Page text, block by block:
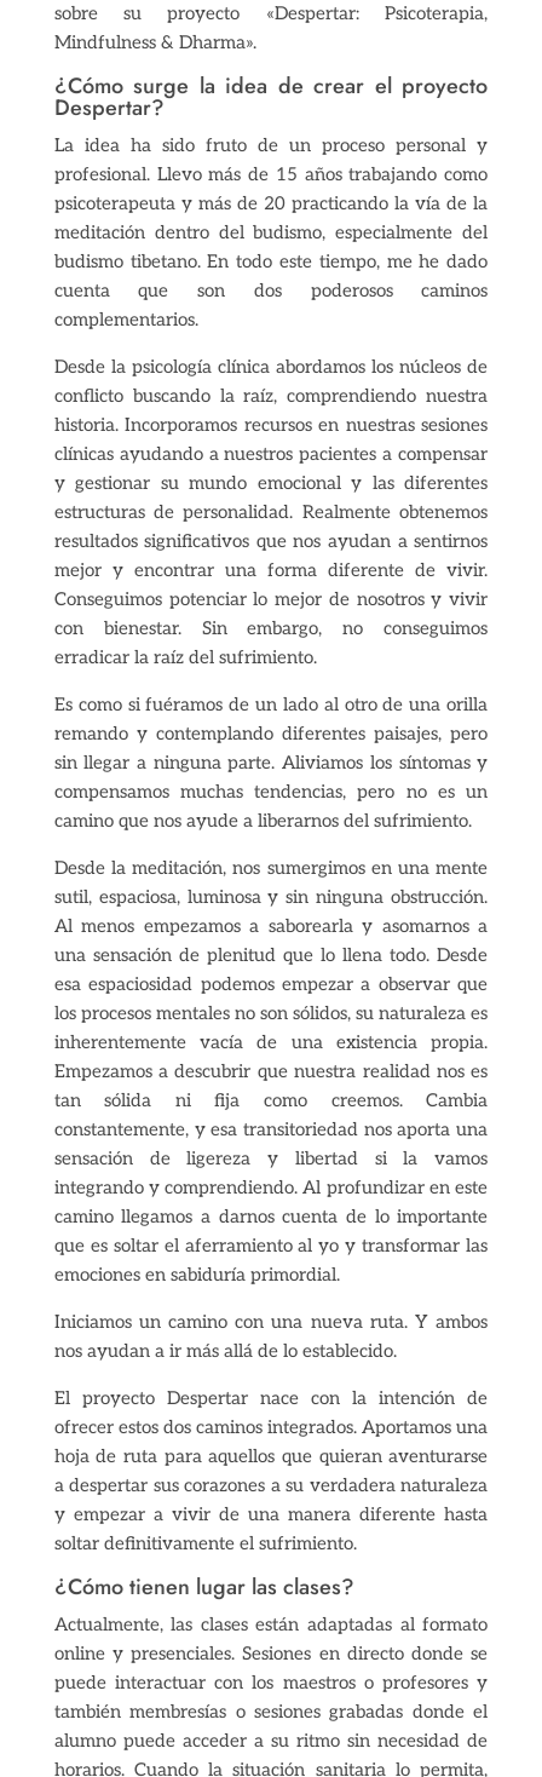
sobre su proyecto «Despertar: Psicoterapia,
Mindfulness & Dharma».
¿Cómo surge la idea de crear el proyecto
Despertar?
La idea ha sido fruto de un proceso personal y
profesional. Llevo más de 15 años trabajando como
psicoterapeuta y más de 20 practicando la vía de la
meditación dentro del budismo, especialmente del
budismo tibetano. En todo este tiempo, me he dado
cuenta que son dos poderosos caminos
complementarios.
Desde la psicología clínica abordamos los núcleos de
conflicto buscando la raíz, comprendiendo nuestra
historia. Incorporamos recursos en nuestras sesiones
clínicas ayudando a nuestros pacientes a compensar
y gestionar su mundo emocional y las diferentes
estructuras de personalidad. Realmente obtenemos
resultados significativos que nos ayudan a sentirnos
mejor y encontrar una forma diferente de vivir.
Conseguimos potenciar lo mejor de nosotros y vivir
con bienestar. Sin embargo, no conseguimos
erradicar la raíz del sufrimiento.
Es como si fuéramos de un lado al otro de una orilla
remando y contemplando diferentes paisajes, pero
sin llegar a ninguna parte. Aliviamos los síntomas y
compensamos muchas tendencias, pero no es un
camino que nos ayude a liberarnos del sufrimiento.
Desde la meditación, nos sumergimos en una mente
sutil, espaciosa, luminosa y sin ninguna obstrucción.
Al menos empezamos a saborearla y asomarnos a
una sensación de plenitud que lo llena todo. Desde
esa espaciosidad podemos empezar a observar que
los procesos mentales no son sólidos, su naturaleza es
inherentemente vacía de una existencia propia.
Empezamos a descubrir que nuestra realidad nos es
tan sólida ni fija como creemos. Cambia
constantemente, y esa transitoriedad nos aporta una
sensación de ligereza y libertad si la vamos
integrando y comprendiendo. Al profundizar en este
camino llegamos a darnos cuenta de lo importante
que es soltar el aferramiento al yo y transformar las
emociones en sabiduría primordial.
Iniciamos un camino con una nueva ruta. Y ambos
nos ayudan a ir más allá de lo establecido.
El proyecto Despertar nace con la intención de
ofrecer estos dos caminos integrados. Aportamos una
hoja de ruta para aquellos que quieran aventurarse
a despertar sus corazones a su verdadera naturaleza
y empezar a vivir de una manera diferente hasta
soltar definitivamente el sufrimiento.
¿Cómo tienen lugar las clases?
Actualmente, las clases están adaptadas al formato
online y presenciales. Sesiones en directo donde se
puede interactuar con los maestros o profesores y
también membresías o sesiones grabadas donde el
alumno puede acceder a su ritmo sin necesidad de
horarios. Cuando la situación sanitaria lo permita,